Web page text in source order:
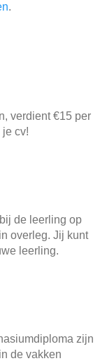
.
verdient €15 per
cv!
de leerling op
overleg. Jij kunt
leerling.
zijn
de vakken